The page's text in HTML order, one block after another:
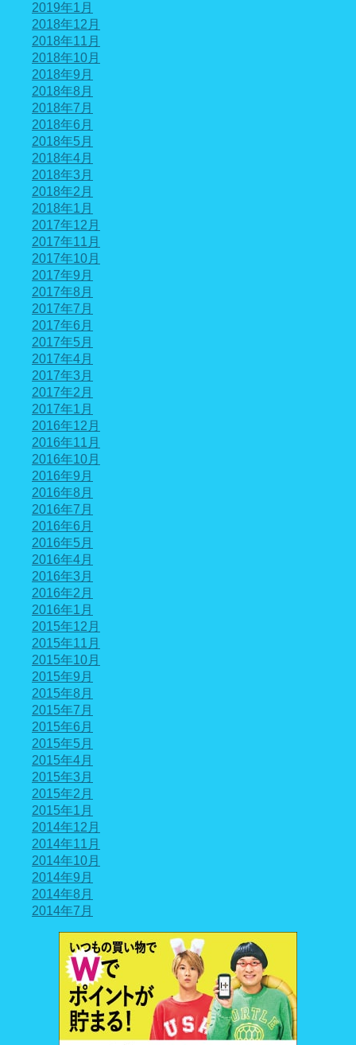
2019年1月
2018年12月
2018年11月
2018年10月
2018年9月
2018年8月
2018年7月
2018年6月
2018年5月
2018年4月
2018年3月
2018年2月
2018年1月
2017年12月
2017年11月
2017年10月
2017年9月
2017年8月
2017年7月
2017年6月
2017年5月
2017年4月
2017年3月
2017年2月
2017年1月
2016年12月
2016年11月
2016年10月
2016年9月
2016年8月
2016年7月
2016年6月
2016年5月
2016年4月
2016年3月
2016年2月
2016年1月
2015年12月
2015年11月
2015年10月
2015年9月
2015年8月
2015年7月
2015年6月
2015年5月
2015年4月
2015年3月
2015年2月
2015年1月
2014年12月
2014年11月
2014年10月
2014年9月
2014年8月
2014年7月